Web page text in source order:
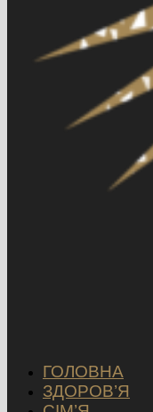
ГОЛОВНА
ЗДОРОВ’Я